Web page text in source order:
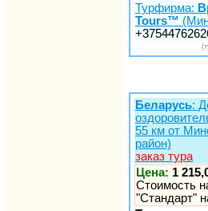
Турфирма:
Tours™
Беларусь:
55 км от
район)
заказ тура
Цена: 1
Стоимость
"Стандарт"